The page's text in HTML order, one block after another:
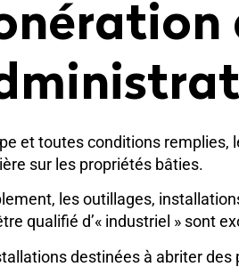
et toutes conditions remplies,
sur les propriétés bâties.
les outillages,
qualifié d’« industriel » sont
destinées à abriter